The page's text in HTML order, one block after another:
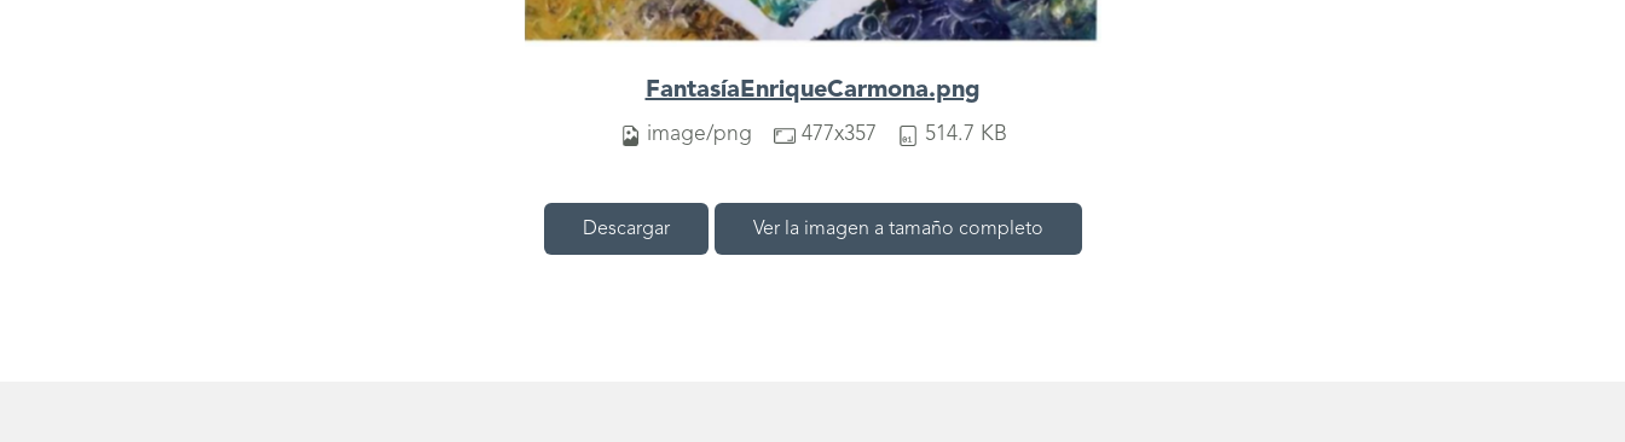
FantasíaEnriqueCarmona.png
image/png 477x357 514.7 KB
Descargar Ver la imagen a tamaño completo